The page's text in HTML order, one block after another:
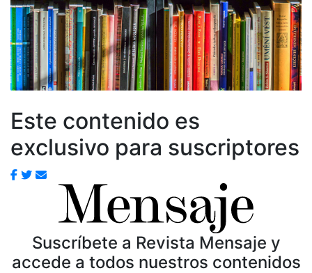
Este contenido es
exclusivo para suscriptores
Suscríbete a Revista Mensaje y
accede a todos nuestros contenidos